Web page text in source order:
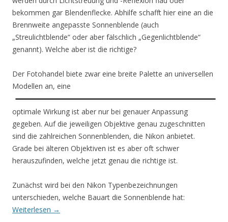
bekommen gar Blendenflecke. Abhilfe schafft hier eine an die
Brennweite angepasste Sonnenblende (auch
„Streulichtblende“ oder aber fälschlich „Gegenlichtblende“
genannt). Welche aber ist die richtige?
Der Fotohandel biete zwar eine breite Palette an universellen
Modellen an, eine
optimale Wirkung ist aber nur bei genauer Anpassung
gegeben. Auf die jeweiligen Objektive genau zugeschnitten
sind die zahlreichen Sonnenblenden, die Nikon anbietet.
Grade bei älteren Objektiven ist es aber oft schwer
herauszufinden, welche jetzt genau die richtige ist.
Zunächst wird bei den Nikon Typenbezeichnungen
unterschieden, welche Bauart die Sonnenblende hat:
Weiterlesen →